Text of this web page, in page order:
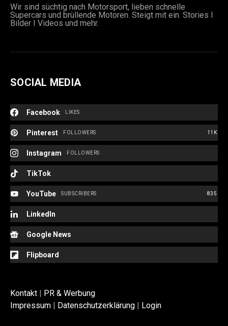
Wir sind süchtig nach Motorsport, lieben schnelle
Supercars und brüllende Motoren. Steigt mit ein. Stories I
Bilder I Videos und mehr.
SOCIAL MEDIA
Facebook LIKES
Pinterest 11K
FOLLOWERS
Instagram FOLLOWERS
TikTok
YouTube 835
SUBSCRIBERS
LinkedIn
Google News
Flipboard
Kontakt
PR & Werbung
Impressum
Datenschutzerklärung Login